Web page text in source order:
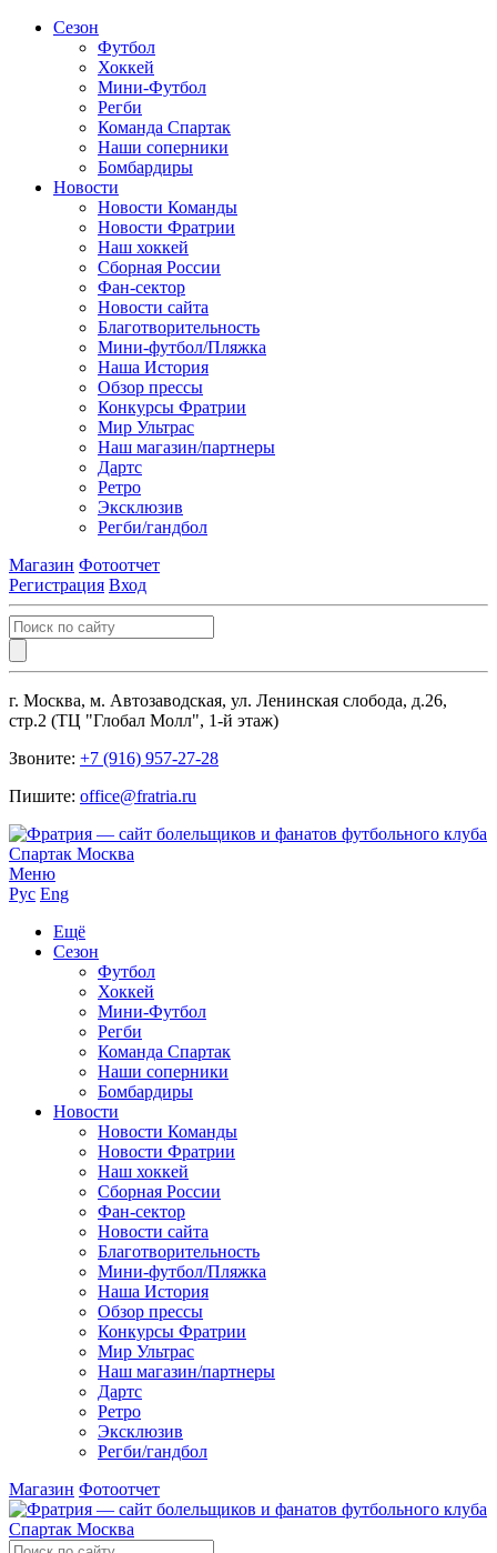
Сезон
Футбол
Хоккей
Мини-Футбол
Регби
Команда Спартак
Наши соперники
Бомбардиры
Новости
Новости Команды
Новости Фратрии
Наш хоккей
Сборная России
Фан-cектор
Новости сайта
Благотворительность
Мини-футбол/Пляжка
Наша История
Обзор прессы
Конкурсы Фратрии
Мир Ультрас
Наш магазин/партнеры
Дартс
Ретро
Эксклюзив
Регби/гандбол
Магазин Фотоотчет
Регистрация Вход
г. Москва, м. Автозаводская, ул. Ленинская слобода, д.26,
стр.2 (ТЦ "Глобал Молл", 1-й этаж)
Звоните: +7 (916) 957-27-28
Пишите: office@fratria.ru
Меню
Рус Eng
Ещё
Сезон
Футбол
Хоккей
Мини-Футбол
Регби
Команда Спартак
Наши соперники
Бомбардиры
Новости
Новости Команды
Новости Фратрии
Наш хоккей
Сборная России
Фан-cектор
Новости сайта
Благотворительность
Мини-футбол/Пляжка
Наша История
Обзор прессы
Конкурсы Фратрии
Мир Ультрас
Наш магазин/партнеры
Дартс
Ретро
Эксклюзив
Регби/гандбол
Магазин Фотоотчет